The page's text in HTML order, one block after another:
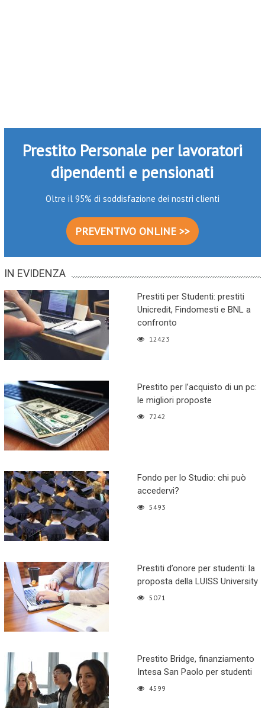
Prestito Personale per lavoratori
dipendenti e pensionati
Oltre il 95% di soddisfazione dei nostri clienti
PREVENTIVO ONLINE >>
IN EVIDENZA
Prestiti per Studenti: prestiti
Unicredit, Findomesti e BNL a
confronto
12423
Prestito per l’acquisto di un pc:
le migliori proposte
7242
Fondo per lo Studio: chi può
accedervi?
5493
Prestiti d’onore per studenti: la
proposta della LUISS University
5071
Prestito Bridge, finanziamento
Intesa San Paolo per studenti
4599